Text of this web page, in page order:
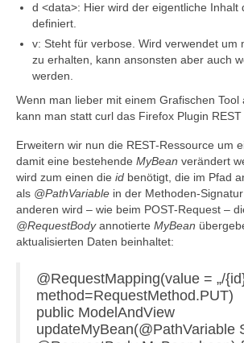
d <data>: Hier wird der eigentliche Inhalt
definiert.
v: Steht für verbose. Wird verwendet um
zu erhalten, kann ansonsten aber auch
werden.
Wenn man lieber mit einem Grafischen Tool
kann man statt curl das Firefox Plugin REST
Erweitern wir nun die REST-Ressource um
damit eine bestehende MyBean verändert
wird zum einen die id benötigt, die im Pfad
als @PathVariable in der Methoden-
anderen wird – wie beim POST-Request –
@RequestBodyannotierte MyBean
aktualisierten Daten beinhaltet:
@RequestMapping(value = „/
method=RequestMethod.PUT)
public ModelAndView
updateMyBean(@PathVariable